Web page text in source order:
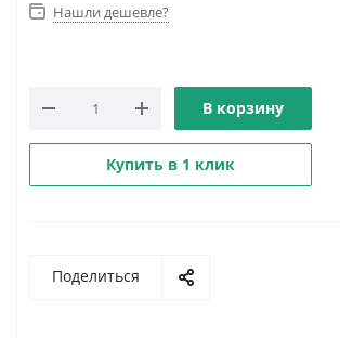
Нашли дешевле?
В корзину
Купить в 1 клик
Поделиться